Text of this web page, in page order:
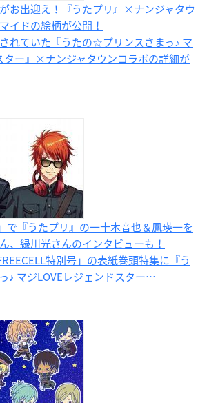
お出迎え！『うたプリ』×ナンジャタウ
イドの絵柄が公開！
れていた『うたの☆プリンスさまっ♪ マ
ター』×ナンジャタウンコラボの詳細が
で『うたプリ』の一十木音也＆鳳瑛一を
、緑川光さんのインタビューも！
特別号」の表紙巻頭特集に『う
♪ マジLOVEレジェンドスター…